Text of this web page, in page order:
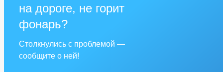
на дороге, не горит
фонарь?
Столкнулись с проблемой —
сообщите о ней!